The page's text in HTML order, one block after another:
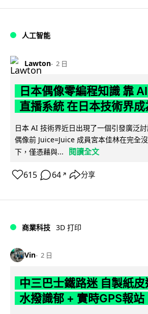
人工智能
Lawton 2 日
日本偶像零編程知識 靠
直播系統 在日本技術界
日本 AI 技術界近日出現了一個引發廣泛
偶像前 Juice=Juice 成員宮本佳林在完全
下，僅憑藉與...
閱讀全文
615 64 ↗ 分享
商業科技 3D 打印
Vin 2 日
中三巴士鐵路迷 自製紙
水撥識郁 + 實時GPS報站